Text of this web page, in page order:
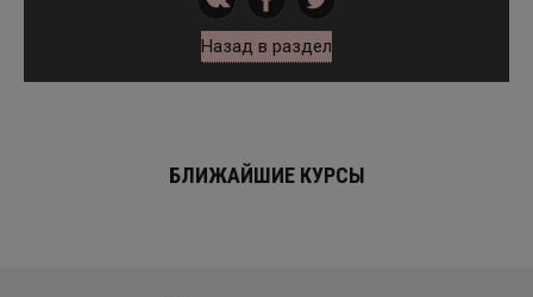
Назад в раздел
БЛИЖАЙШИЕ КУРСЫ